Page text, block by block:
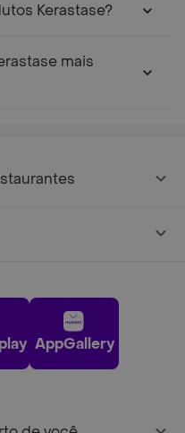
Kerastase?
mais
AppGallery